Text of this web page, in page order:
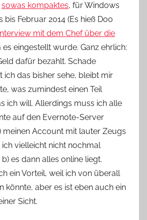
sowas kompaktes, für Windows
bis Februar 2014 (Es hieß Doo
Interview mit dem Chef über die
es eingestellt wurde. Ganz ehrlich:
dafür bezahlt. Schade
ich das bisher sehe, bleibt mir
was zumindest einen Teil
ich will. Allerdings muss ich alle
auf den Evernote-Server
meinen Account mit lauter Zeugs
ich vielleicht nicht nochmal
es dann alles online liegt.
ein Vorteil, weil ich von überall
könnte, aber es ist eben auch ein
Sicht.